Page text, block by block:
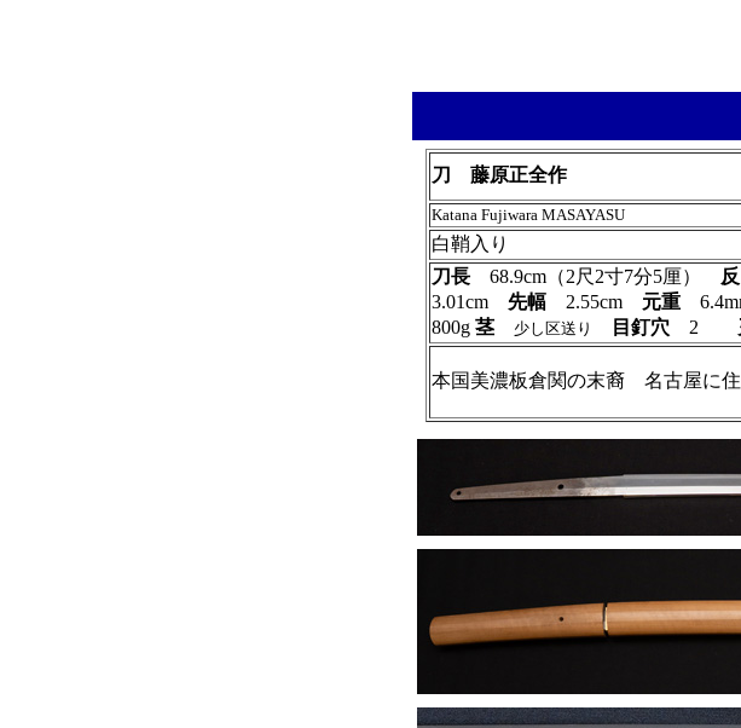
刀 藤原正全作
Katana Fujiwara MASAYASU
白鞘入り
刀長 68.9cm（2尺2寸7分5厘）
3.01cm 先幅 2.55cm 元重
800g 茎 少し区送り 目釘穴 2
本国美濃板倉関の末裔 名古屋に住